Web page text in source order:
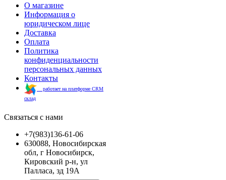
О магазине
Информация о
юридическом лице
Доставка
Оплата
Политика
конфиденциальности
персональных данных
Контакты
работает на платформе CRM
склад
Связаться с нами
+7(983)136-61-06
630088, Новосибирская
обл, г Новосибирск,
Кировский р-н, ул
Палласа, зд 19А